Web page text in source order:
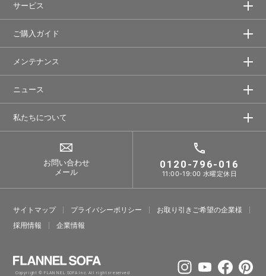
サービス
ご購入ガイド
メンテナンス
ニュース
私たちについて
お問い合わせ
メール
0120-796-016
11:00-19:00 水曜定休日
サイトマップ プライバシーポリシー
お取り引きご希望の企業様
採⽤情報
企業情報
Copyright © FLANNEL SOFA Inc. All rights reserved